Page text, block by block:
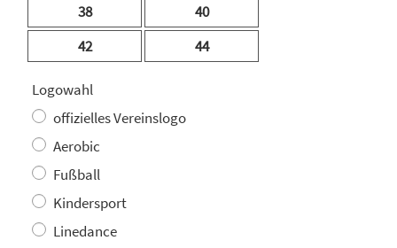
38
40
42
44
Logowahl
offizielles Vereinslogo
Aerobic
Fußball
Kindersport
Linedance